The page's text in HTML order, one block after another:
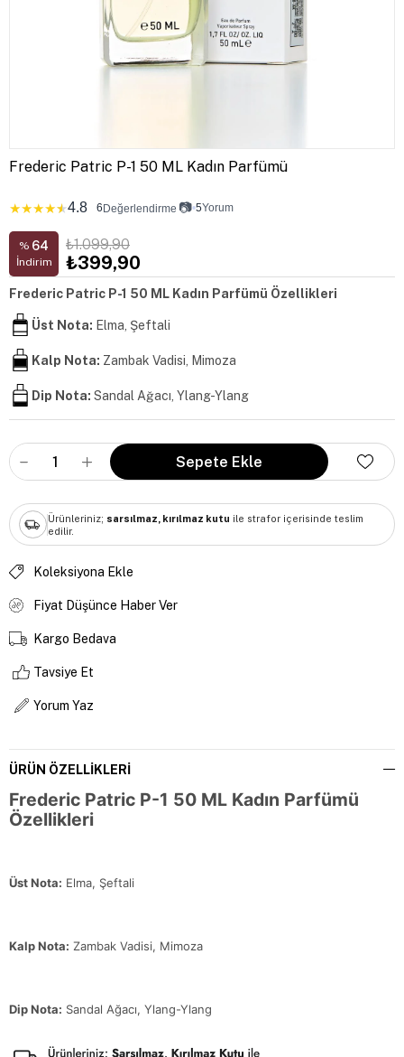
Frederic Patric P-1 50 ML Kadın Parfümü
★★★★★4.8 6 Değerlendirme 📷•5Yorum
% 64
İndirim
₺1.099,90
₺399,90
Frederic Patric P-1 50 ML Kadın Parfümü Özellikleri
Üst Nota: Elma, Şeftali
Kalp Nota: Zambak Vadisi, Mimoza
Dip Nota: Sandal Ağacı, Ylang-Ylang
Ürünleriniz; sarsılmaz, kırılmaz kutu ile strafor içerisinde teslim
edilir.
Koleksiyona Ekle
Fiyat Düşünce Haber Ver
Kargo Bedava
Tavsiye Et
Yorum Yaz
ÜRÜN ÖZELLIKLERI
Frederic Patric P-1 50 ML Kadın Parfümü
Özellikleri
Üst Nota: Elma, Şeftali
Kalp Nota: Zambak Vadisi, Mimoza
Dip Nota: Sandal Ağacı, Ylang-Ylang